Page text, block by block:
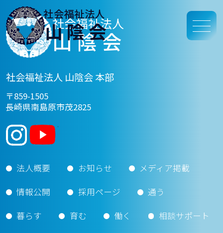
社会福祉法人
山陰会
社会福祉法人
山陰会
社会福祉法人 山陰会 本部
〒859-1505
長崎県南島原市茂2825
法人概要 お知らせ
メディア掲載
情報公開
採用ページ
通う
暮らす
育む 働く 相談サポート